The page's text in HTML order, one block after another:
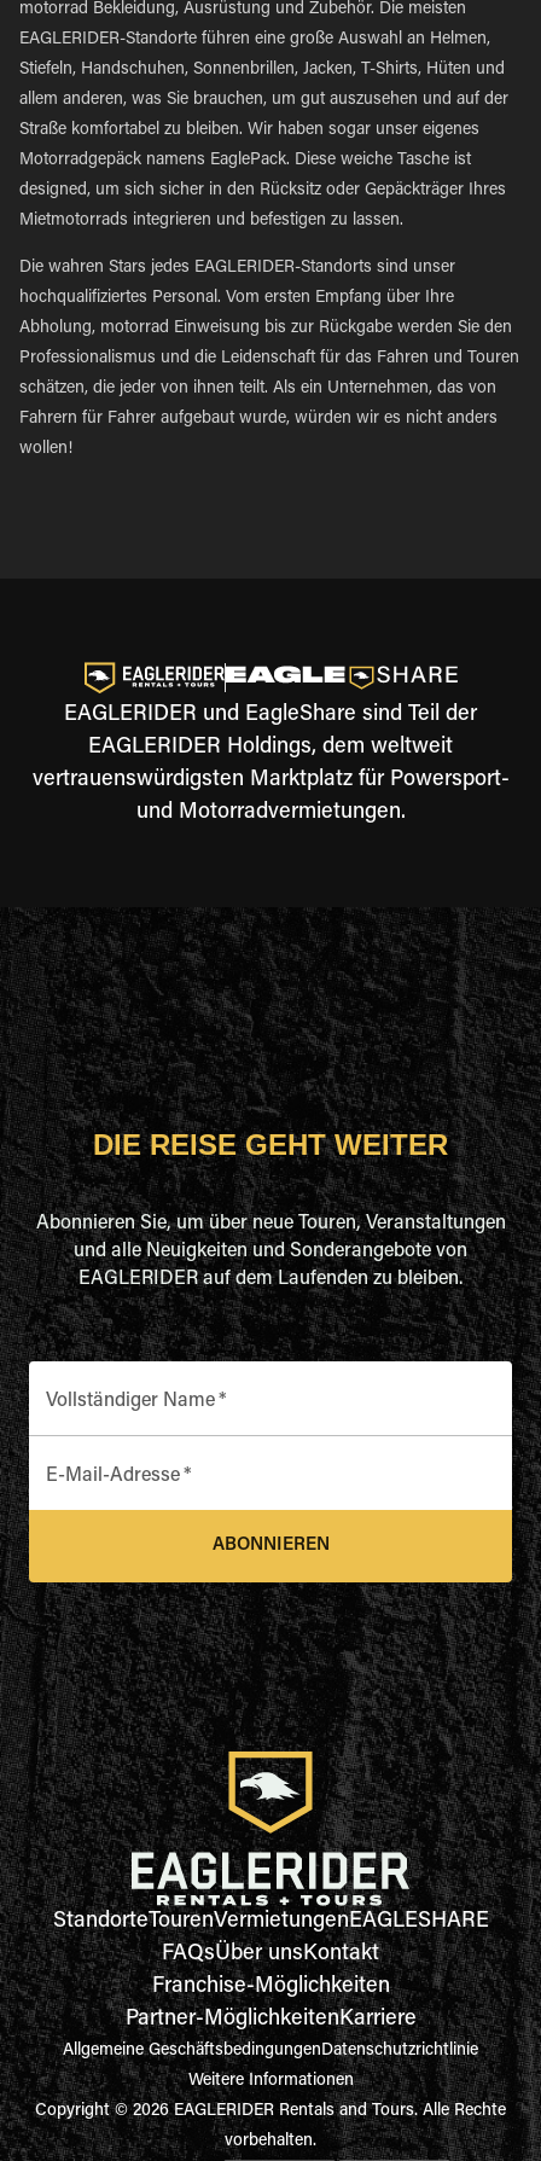
motorrad Bekleidung, Ausrüstung und Zubehör. Die meisten
EAGLERIDER-Standorte führen eine große Auswahl an Helmen,
Stiefeln, Handschuhen, Sonnenbrillen, Jacken, T-Shirts, Hüten und
allem anderen, was Sie brauchen, um gut auszusehen und auf der
Straße komfortabel zu bleiben. Wir haben sogar unser eigenes
Motorradgepäck namens EaglePack. Diese weiche Tasche ist
designed, um sich sicher in den Rücksitz oder Gepäckträger Ihres
Mietmotorrads integrieren und befestigen zu lassen.
Die wahren Stars jedes EAGLERIDER-Standorts sind unser
hochqualifiziertes Personal. Vom ersten Empfang über Ihre
Abholung, motorrad Einweisung bis zur Rückgabe werden Sie den
Professionalismus und die Leidenschaft für das Fahren und Touren
schätzen, die jeder von ihnen teilt. Als ein Unternehmen, das von
Fahrern für Fahrer aufgebaut wurde, würden wir es nicht anders
wollen!
EAGLERIDER und EagleShare sind Teil der
EAGLERIDER Holdings, dem weltweit
vertrauenswürdigsten Marktplatz für Powersport-
und Motorradvermietungen.
DIE REISE GEHT WEITER
Abonnieren Sie, um über neue Touren, Veranstaltungen
und alle Neuigkeiten und Sonderangebote von
EAGLERIDER auf dem Laufenden zu bleiben.
Vollständiger Name*
E-Mail-Adresse*
ABONNIEREN
StandorteTourenVermietungenEAGLESHARE
FAQsÜber unsKontakt
Franchise-Möglichkeiten
Partner-MöglichkeitenKarriere
Allgemeine GeschäftsbedingungenDatenschutzrichtlinie
Weitere Informationen
Copyright © 2026 EAGLERIDER Rentals and Tours. Alle Rechte
vorbehalten.